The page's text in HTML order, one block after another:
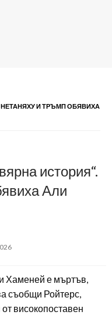
НЕТАНЯХУ И ТРЪМП ОБЯВИХА
история“.
Али
Хаменей е мъртъв,
съобщи Ройтерс,
високопоставен